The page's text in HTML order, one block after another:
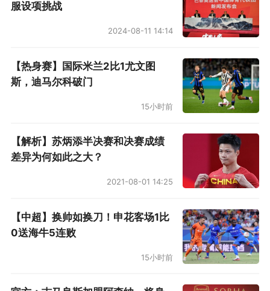
服设项挑战
2024-08-11 14:14
【热身赛】国际米兰2比1尤文图
斯，迪马尔科破门
15小时前
【解析】苏炳添半决赛和决赛成绩
差异为何如此之大？
2021-08-01 14:25
【中超】换帅如换刀！申花客场1比
0送海牛5连败
15小时前